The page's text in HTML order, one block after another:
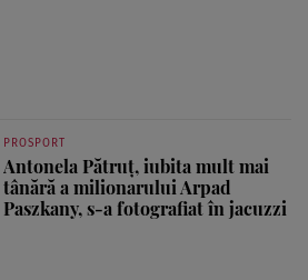
PROSPORT
Antonela Pătruț, iubita mult mai
tânără a milionarului Arpad
Paszkany, s-a fotografiat în jacuzzi